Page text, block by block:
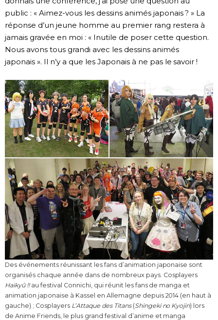
public : « Aimez-vous les dessins animés japonais ? » La
réponse d’un jeune homme au premier rang restera à
jamais gravée en moi : « Inutile de poser cette question.
Nous avons tous grandi avec les dessins animés
japonais ». Il n’y a que les Japonais à ne pas le savoir !
Des événements réunissant les fans d’animation japonaise sont
organisés chaque année dans de nombreux pays. Cosplayers
Haikyû !!au festival Connichi, qui réunit les fans de manga et
animation japonaise à Kassel en Allemagne depuis 2014 (en haut à
gauche) ; Cosplayers L’Attaque des Titans(Shingeki no Kyojin) lors
de Anime Friends, le plus grand festival d’anime et manga